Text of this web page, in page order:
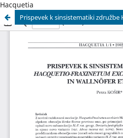
Hacquetia